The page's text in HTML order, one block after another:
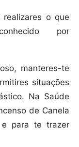
o que
por
manteres-te
situações
Na Saúde
de Canela
e para te trazer